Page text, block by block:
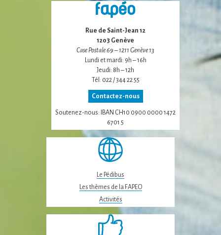
Rue de Saint-Jean 12
1203 Genève
Case Postale 69 – 1211 Genève 13
Lundi et mardi: 9h – 16h
Jeudi: 8h – 12h
Tél: 022 / 344 22 55
Contactez-nous
Soutenez-nous: IBAN CH10 0900 0000 1472
6701 5
Le Pédibus
Les thèmes de la FAPEO
Activités